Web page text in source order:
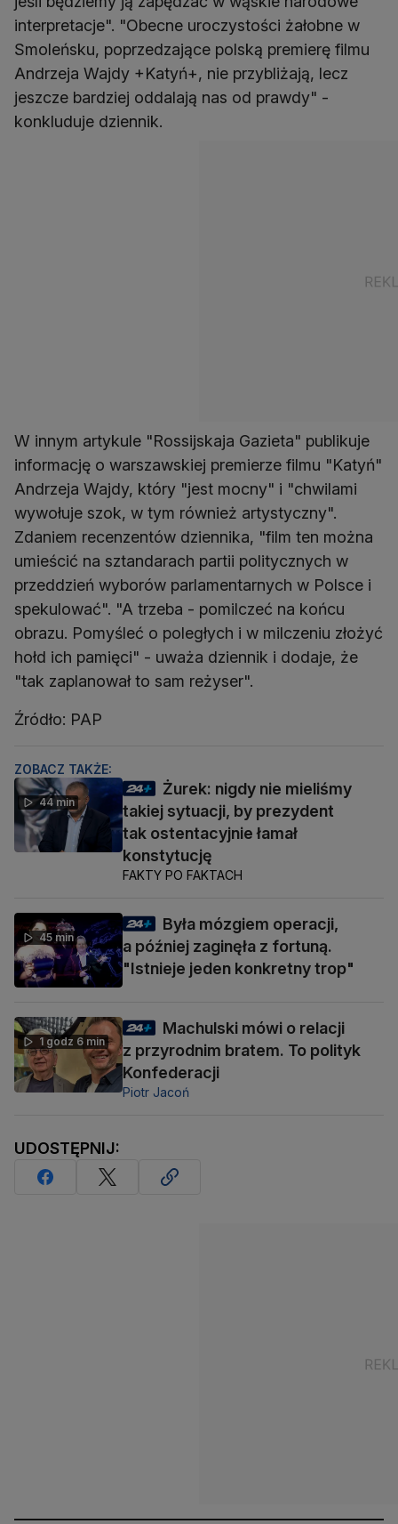
interpretacje". "Obecne uroczystości żałobne w
Smoleńsku, poprzedzające polską premierę filmu
Andrzeja Wajdy +Katyń+, nie przybliżają, lecz
jeszcze bardziej oddalają nas od prawdy" -
konkluduje dziennik.
W innym artykule "Rossijskaja Gazieta" publikuje
informację o warszawskiej premierze filmu "Katyń"
Andrzeja Wajdy, który "jest mocny" i "chwilami
wywołuje szok, w tym również artystyczny".
Zdaniem recenzentów dziennika, "film ten można
umieścić na sztandarach partii politycznych w
przeddzień wyborów parlamentarnych w Polsce i
spekulować". "A trzeba - pomilczeć na końcu
obrazu. Pomyśleć o poległych i w milczeniu złożyć
hołd ich pamięci" - uważa dziennik i dodaje, że
"tak zaplanował to sam reżyser".
Źródło: PAP
ZOBACZ TAKŻE:
44 min
Żurek: nigdy nie mieliśmy
takiej sytuacji, by prezydent
tak ostentacyjnie łamał
konstytucję
FAKTY PO FAKTACH
45 min
Była mózgiem operacji,
a później zaginęła z fortuną.
"Istnieje jeden konkretny trop"
1 godz 6 min
Machulski mówi o relacji
z przyrodnim bratem. To polityk
Konfederacji
Piotr Jacoń
UDOSTĘPNIJ: